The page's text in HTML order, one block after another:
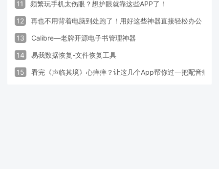
11 频繁玩手机太伤眼？想护眼就靠这些APP了！
12 再也不用背着电脑到处跑了！用好这些神器直接轻松办公
13 Calibre—老牌开源电子书管理神器
14 易我数据恢复-文件恢复工具
15 看完《声临其境》心痒痒？让这几个App帮你过一把配音瘾